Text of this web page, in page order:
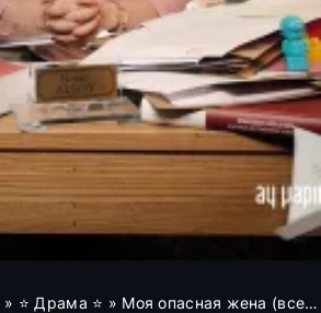
» ⭐ Драма ⭐ » Моя опасная жена (все серии)